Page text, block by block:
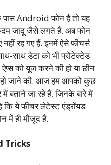
Android फोनहै तो यह
जादू जैसे लगते हैं. अब फोन
रह गए हैं. इनमें ऐसे फीचर्स
साथ डेटा को भी प्रोटेक्टेड
को यूज करने की हो या छीन
जाने की. आज हम आपको कुछ
बताने जा रहे हैं, जिनके बारे में
कि ये फीचर लेटेस्ट एंड्रॉयड
में ही मौजूद हैं.
Tricks